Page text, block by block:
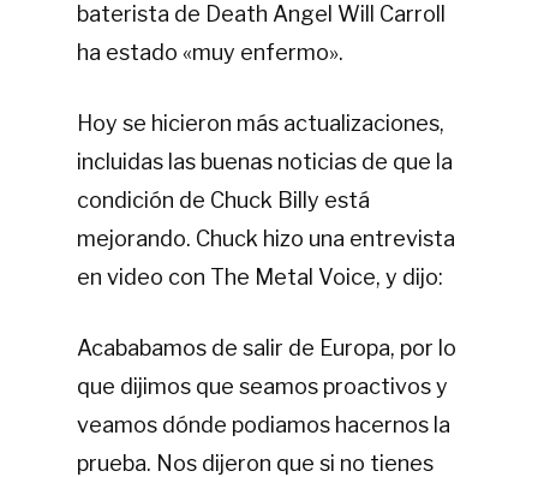
baterista de Death Angel Will Carroll
ha estado «muy enfermo».
Hoy se hicieron más actualizaciones,
incluidas las buenas noticias de que la
condición de Chuck Billy está
mejorando. Chuck hizo una entrevista
en video con The Metal Voice, y dijo:
Acababamos de salir de Europa, por lo
que dijimos que seamos proactivos y
veamos dónde podiamos hacernos la
prueba. Nos dijeron que si no tienes